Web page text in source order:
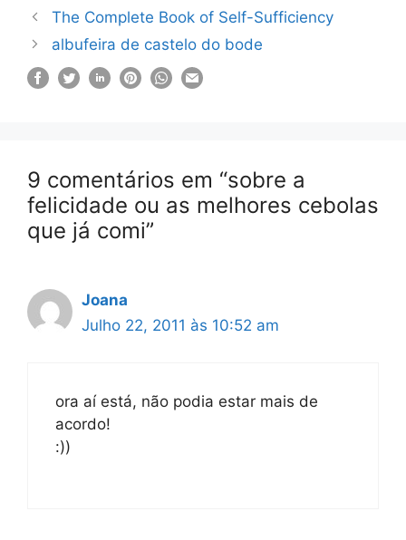
The Complete Book of Self-Sufficiency
albufeira de castelo do bode
9 comentários em “sobre a
felicidade ou as melhores cebolas
que já comi”
Joana
Julho 22, 2011 às 10:52 am
ora aí está, não podia estar mais de
acordo!
:))